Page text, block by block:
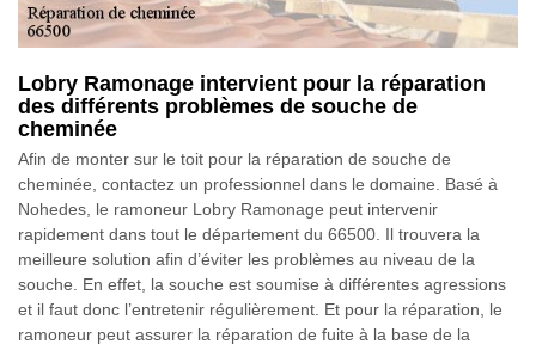
Lobry Ramonage intervient pour la réparation
des différents problèmes de souche de
cheminée
Afin de monter sur le toit pour la réparation de souche de
cheminée, contactez un professionnel dans le domaine. Basé à
Nohedes, le ramoneur Lobry Ramonage peut intervenir
rapidement dans tout le département du 66500. Il trouvera la
meilleure solution afin d’éviter les problèmes au niveau de la
souche. En effet, la souche est soumise à différentes agressions
et il faut donc l’entretenir régulièrement. Et pour la réparation, le
ramoneur peut assurer la réparation de fuite à la base de la